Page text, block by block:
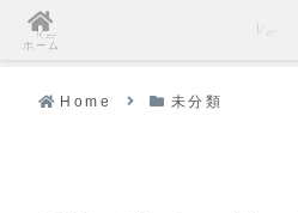
Home 未分類
ホーム